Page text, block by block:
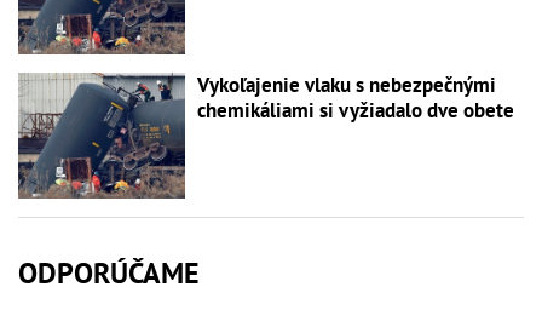
Vykoľajenie vlaku s nebezpečnými
chemikáliami si vyžiadalo dve obete
ODPORÚČAME